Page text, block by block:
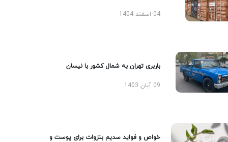
04 اسفند 1404
باربری تهران به شمال کشور با نیسان
09 آبان 1403
خواص و فواید سدیم بنزوات برای پوست و